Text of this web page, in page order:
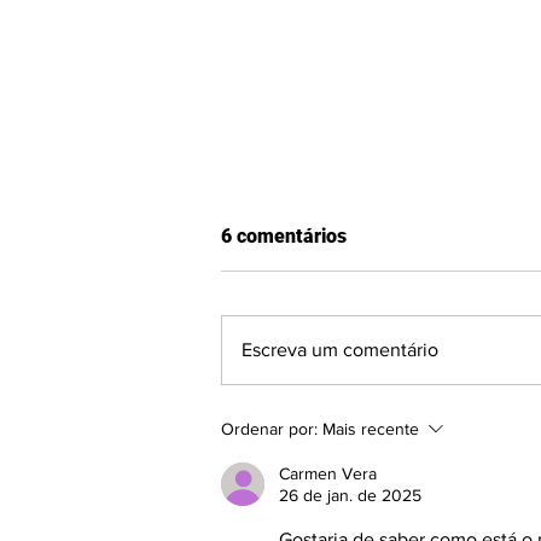
Segunda rodada da Divisão
de Acesso começa com gol
histórico, três vitórias e três
empates
6 comentários
Escreva um comentário
Ordenar por: Mais recente
Carmen Vera
26 de jan. de 2025